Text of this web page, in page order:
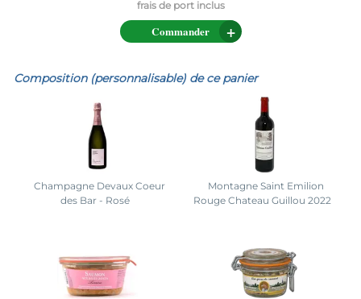
Commander
Composition (personnalisable) de ce panier
Champagne Devaux Coeur
des Bar - Rosé
Montagne Saint Emilion
Rouge Chateau Guillou 2022